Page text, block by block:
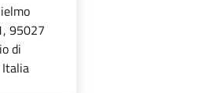
95027
di
Italia